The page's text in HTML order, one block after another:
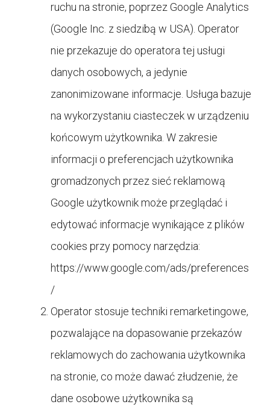
ruchu na stronie, poprzez Google Analytics
(Google Inc. z siedzibą w USA). Operator
nie przekazuje do operatora tej usługi
danych osobowych, a jedynie
zanonimizowane informacje. Usługa bazuje
na wykorzystaniu ciasteczek w urządzeniu
końcowym użytkownika. W zakresie
informacji o preferencjach użytkownika
gromadzonych przez sieć reklamową
Google użytkownik może przeglądać i
edytować informacje wynikające z plików
cookies przy pomocy narzędzia:
https://www.google.com/ads/preferences
/
Operator stosuje techniki remarketingowe,
pozwalające na dopasowanie przekazów
reklamowych do zachowania użytkownika
na stronie, co może dawać złudzenie, że
dane osobowe użytkownika są